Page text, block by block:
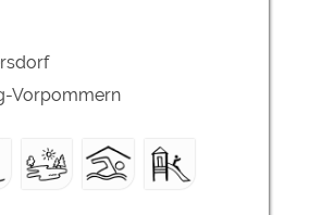
Vorpommern